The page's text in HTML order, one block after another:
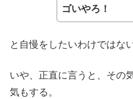
ゴいやろ！
と自慢をしたいわけではない
いや、正直に言うと、その
気もする。